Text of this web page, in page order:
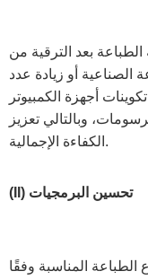
بعد الترقية من
أو زيادة عدد
أجهزة الكمبيوتر
وبالتالي تعزيز
الكفاءة الإجمالية.
(II) تحسين البرمجيات
المناسبة وفقًا